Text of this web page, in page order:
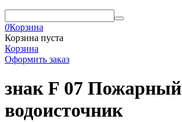
0Корзина
Корзина пуста
Корзина
Оформить заказ
знак F 07 Пожарный
водоисточник